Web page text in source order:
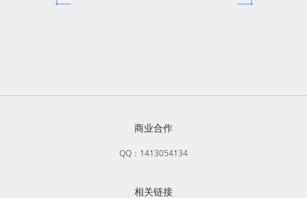
商业合作
QQ：1413054134
相关链接